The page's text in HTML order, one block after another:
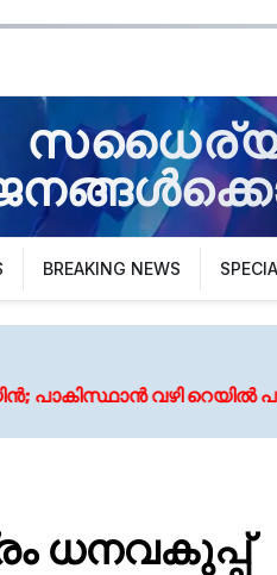
BREAKING NEWS
പാത നിർദ്ദേശിച്ച് റഷ്യ
ധനവകുപ്പ്